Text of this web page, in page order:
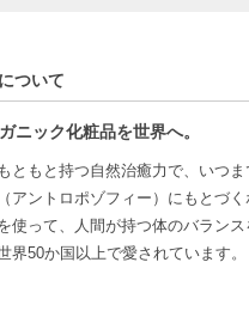
について
ニック化粧品を世界へ。
ともと持つ自然治癒力で、いつ
アントロポゾフィー）にもとづ
使って、人間が持つ体のバラン
界50か国以上で愛されています。